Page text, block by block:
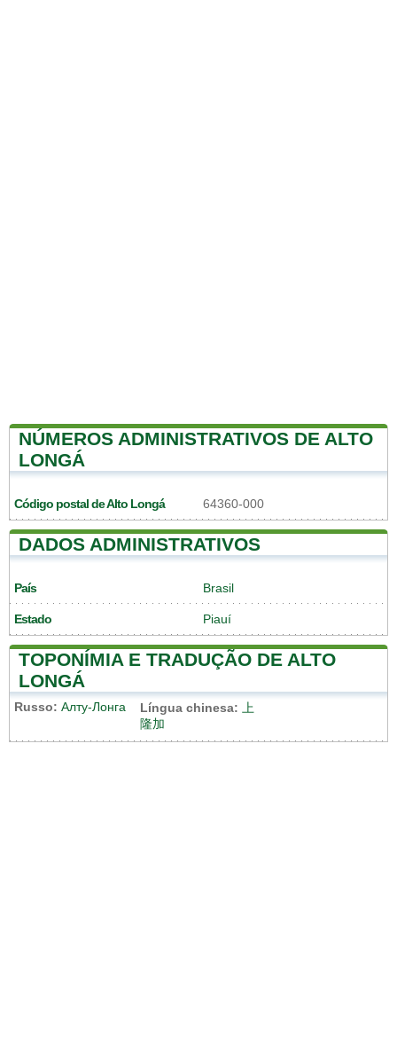
NÚMEROS ADMINISTRATIVOS DE ALTO
LONGÁ
Código postal de Alto Longá 64360-000
DADOS ADMINISTRATIVOS
País Brasil
Estado Piauí
TOPONÍMIA E TRADUÇÃO DE ALTO
LONGÁ
Russo: Алту-Лонга Língua chinesa:
上
隆加